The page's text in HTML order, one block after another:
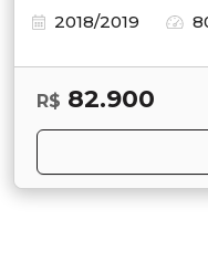
2018/2019
R$ 82.900